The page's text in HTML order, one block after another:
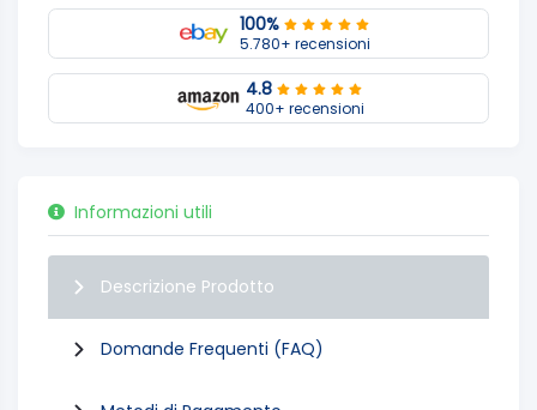
100%
5.780+ recensioni
4.8
400+ recensioni
Informazioni utili
Descrizione Prodotto
Domande Frequenti (FAQ)